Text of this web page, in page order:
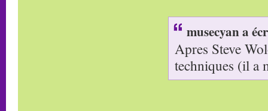
musecyan a
Apres Steve
techniques (il a